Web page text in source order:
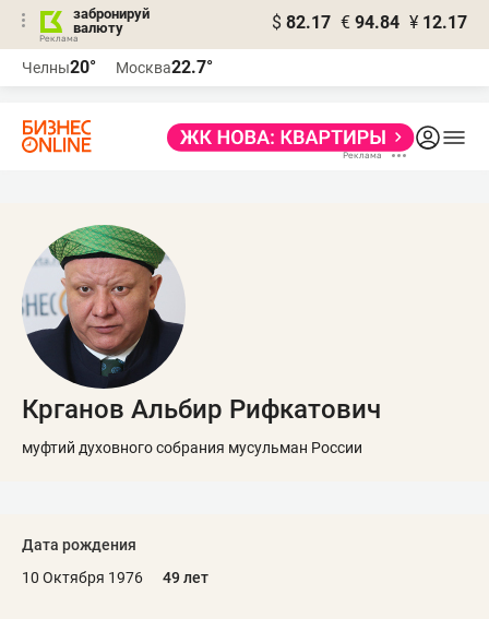
забронируй
валюту
$ 82.17 € 94.84 ¥ 12.17
Челны20° Москва22.7°
Крганов Альбир Рифкатович
муфтий духовного собрания мусульман России
Дата рождения
10 Октября 1976
49 лет